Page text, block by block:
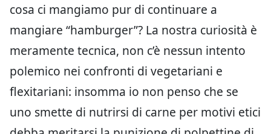
cosa ci mangiamo pur di continuare a
mangiare “hamburger”? La nostra curiosità è
meramente tecnica, non c’è nessun intento
polemico nei confronti di vegetariani e
flexitariani: insomma io non penso che se
uno smette di nutrirsi di carne per motivi etici